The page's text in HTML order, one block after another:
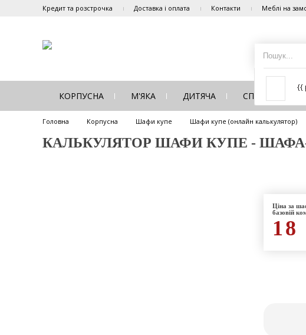
Кредит та розстрочка Доставка і оплата Контакти Меблі на
{{
КОРПУСНА М'ЯКА ДИТЯЧА СПАЛЬНЯ
Головна Корпусна Шафи купе Шафи купе (онлайн калькулятор)
КАЛЬКУЛЯТОР ШАФИ КУПЕ - ШАФА-
Ціна за
базовій
18